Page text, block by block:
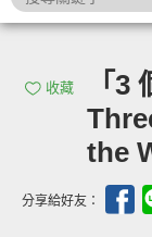
收藏
「3
the
分享給好友：